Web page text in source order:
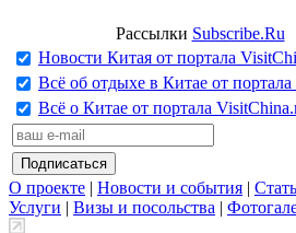
Рассылки Subscribe.Ru
Новости Китая от портала
Всё об отдыхе в Китае от
Всё о Китае от портала
О проекте | Новости и события |
Услуги | Визы и посольства |